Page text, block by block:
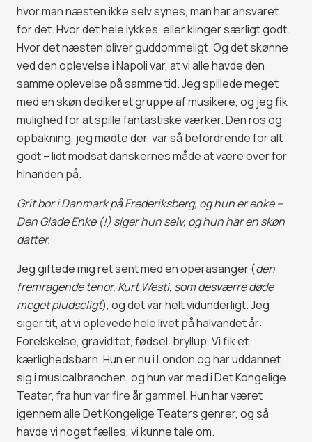
hvor man næsten ikke selv synes, man har ansvaret
for det. Hvor det hele lykkes, eller klinger særligt godt.
Hvor det næsten bliver guddommeligt. Og det skønne
ved den oplevelse i Napoli var, at vi alle havde den
samme oplevelse på samme tid. Jeg spillede meget
med en skøn dedikeret gruppe af musikere, og jeg fik
mulighed for at spille fantastiske værker. Den ros og
opbakning, jeg mødte der, var så befordrende for alt
godt – lidt modsat danskernes måde at være over for
hinanden på.
Grit bor i Danmark på Frederiksberg, og hun er enke –
Den Glade Enke (!) siger hun selv, og hun har en skøn
datter.
Jeg giftede mig ret sent med en operasanger (den
fremragende tenor, Kurt Westi, som desværre døde
meget pludseligt), og det var helt vidunderligt. Jeg
siger tit, at vi oplevede hele livet på halvandet år:
Forelskelse, graviditet, fødsel, bryllup. Vi fik et
kærlighedsbarn. Hun er nu i London og har uddannet
sig i musicalbranchen, og hun var med i Det Kongelige
Teater, fra hun var fire år gammel. Hun har været
igennem alle Det Kongelige Teaters genrer, og så
havde vi noget fælles, vi kunne tale om.